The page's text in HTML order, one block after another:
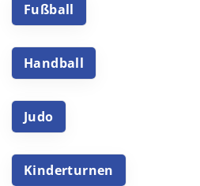
Fußball
Handball
Judo
Kinderturnen